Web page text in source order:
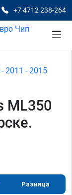
+7 4712 238-264
2011 - 2015
ML350
Разница